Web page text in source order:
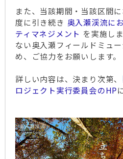
また、当該期間・当該区間
度に引き続き 奥入瀬渓流に
ティマネジメント を実施し
ない奥入瀬フィールドミュ
め、ご協力をお願いします。
詳しい内容は、決まり次第、
ロジェクト実行委員会のHP